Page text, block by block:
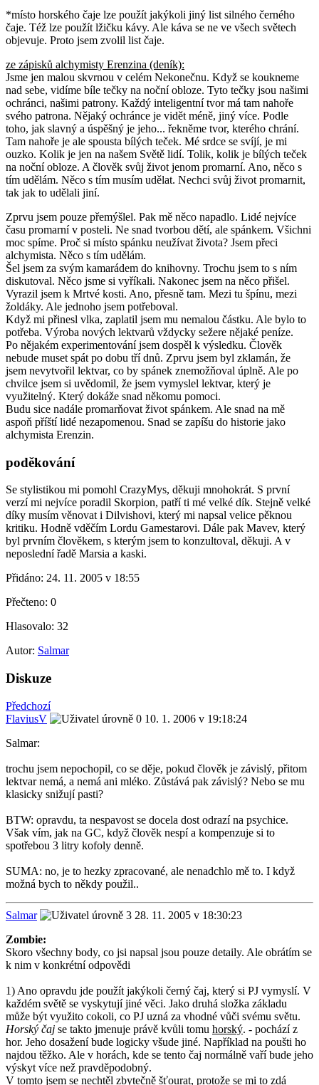
*místo horského čaje lze použít jakýkoli jiný list silného černého
čaje. Též lze použít lžičku kávy. Ale káva se ne ve všech světech
objevuje. Proto jsem zvolil list čaje.
ze zápisků alchymisty Erenzina (deník):
Jsme jen malou skvrnou v celém Nekonečnu. Když se koukneme
nad sebe, vidíme bíle tečky na noční obloze. Tyto tečky jsou našimi
ochránci, našimi patrony. Každý inteligentní tvor má tam nahoře
svého patrona. Nějaký ochránce je vidět méně, jiný více. Podle
toho, jak slavný a úspěšný je jeho... řekněme tvor, kterého chrání.
Tam nahoře je ale spousta bílých teček. Mé srdce se svíjí, je mi
ouzko. Kolik je jen na našem Světě lidí. Tolik, kolik je bílých teček
na noční obloze. A člověk svůj život jenom promarní. Ano, něco s
tím udělám. Něco s tím musím udělat. Nechci svůj život promarnit,
tak jak to udělali jiní.
Zprvu jsem pouze přemýšlel. Pak mě něco napadlo. Lidé nejvíce
času promarní v posteli. Ne snad tvorbou dětí, ale spánkem. Všichni
moc spíme. Proč si místo spánku neužívat života? Jsem přeci
alchymista. Něco s tím udělám.
Šel jsem za svým kamarádem do knihovny. Trochu jsem to s ním
diskutoval. Něco jsme si vyříkali. Nakonec jsem na něco přišel.
Vyrazil jsem k Mrtvé kosti. Ano, přesně tam. Mezi tu špínu, mezi
žoldáky. Ale jednoho jsem potřeboval.
Když mi přinesl vlka, zaplatil jsem mu nemalou částku. Ale bylo to
potřeba. Výroba nových lektvarů vždycky sežere nějaké peníze.
Po nějakém experimentování jsem dospěl k výsledku. Člověk
nebude muset spát po dobu tří dnů. Zprvu jsem byl zklamán, že
jsem nevytvořil lektvar, co by spánek znemožňoval úplně. Ale po
chvilce jsem si uvědomil, že jsem vymyslel lektvar, který je
využitelný. Který dokáže snad někomu pomoci.
Budu sice nadále promarňovat život spánkem. Ale snad na mě
aspoň příští lidé nezapomenou. Snad se zapíšu do historie jako
alchymista Erenzin.
poděkování
Se stylistikou mi pomohl CrazyMys, děkuji mnohokrát. S první
verzí mi nejvíce poradil Skorpion, patří ti mé velké dík. Stejně velké
díky musím věnovat i Dilvishovi, který mi napsal velice pěknou
kritiku. Hodně vděčím Lordu Gamestarovi. Dále pak Mavev, který
byl prvním člověkem, s kterým jsem to konzultoval, děkuji. A v
neposlední řadě Marsia a kaski.
Přidáno: 24. 11. 2005 v 18:55
Přečteno: 0
Hlasovalo: 32
Autor: Salmar
Diskuze
Předchozí
FlaviusV
10. 1. 2006 v 19:18:24
Salmar:
trochu jsem nepochopil, co se děje, pokud člověk je závislý, přitom
lektvar nemá, a nemá ani mléko. Zůstává pak závislý? Nebo se mu
klasicky snižují pasti?
BTW: opravdu, ta nespavost se docela dost odrazí na psychice.
Však vím, jak na GC, když člověk nespí a kompenzuje si to
spotřebou 3 litry kofoly denně.
SUMA: no, je to hezky zpracované, ale nenadchlo mě to. I když
možná bych to někdy použil..
Salmar
28. 11. 2005 v 18:30:23
Zombie:
Skoro všechny body, co jsi napsal jsou pouze detaily. Ale obrátím se
k nim v konkrétní odpovědi
1) Ano opravdu jde použít jakýkoli černý čaj, který si PJ vymyslí. V
každém světě se vyskytují jiné věci. Jako druhá složka základu
může být využito cokoli, co PJ uzná za vhodné vůči svému světu.
Horský čaj se takto jmenuje právě kvůli tomu horský. - pochází z
hor. Jeho dosažení bude logicky všude jiné. Například na poušti ho
najdou těžko. Ale v horách, kde se tento čaj normálně vaří bude jeho
výskyt více než pravděpodobný.
V tomto jsem se nechtěl zbytečně šťourat, protože se mi to zdá